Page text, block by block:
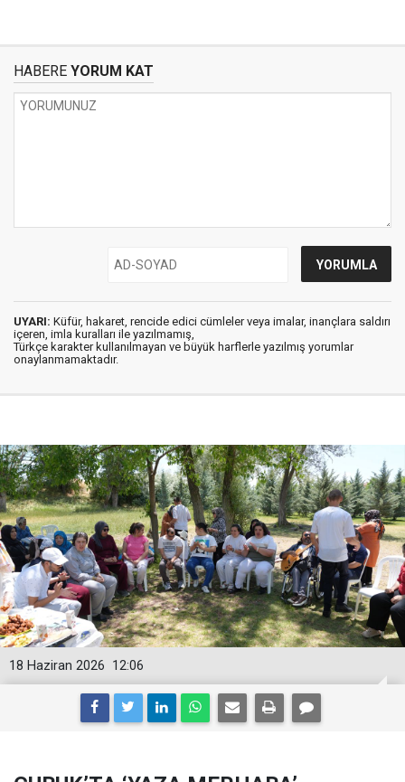
HABERE YORUM KAT
UYARI: Küfür, hakaret, rencide edici cümleler veya imalar, inançlara saldırı
içeren, imla kuralları ile yazılmamış,
Türkçe karakter kullanılmayan ve büyük harflerle yazılmış yorumlar
onaylanmamaktadır.
12:06
18 Haziran 2026